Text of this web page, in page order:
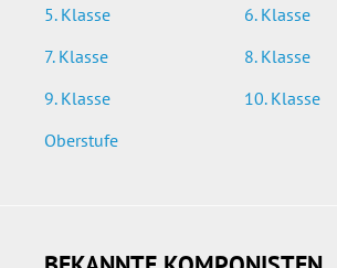
5. Klasse
6. Klasse
7. Klasse
8. Klasse
9. Klasse
10. Klasse
Oberstufe